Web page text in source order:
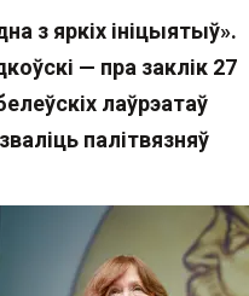
з яркіх ініцыятыў».
— пра заклік 27
лаўрэатаў
палітвязняў